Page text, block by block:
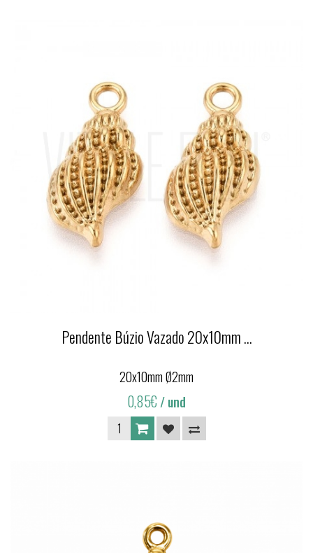
Pendente Búzio Vazado 20x10mm ...
20x10mm Ø2mm
0,85€/ und